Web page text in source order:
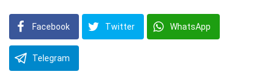
Facebook Twitter WhatsApp
Telegram